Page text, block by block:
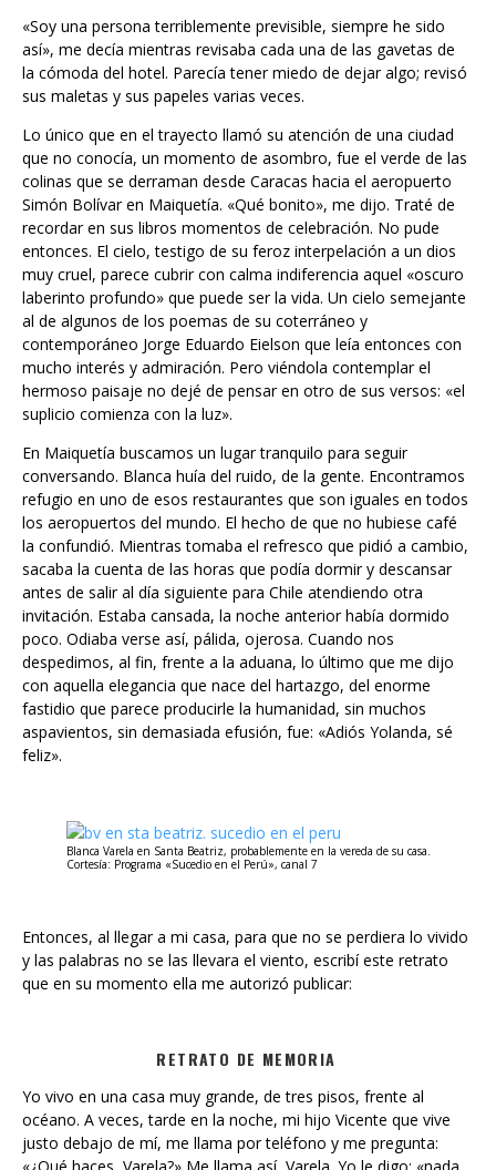
«Soy una persona terriblemente previsible, siempre he sido
así», me decía mientras revisaba cada una de las gavetas de
la cómoda del hotel. Parecía tener miedo de dejar algo; revisó
sus maletas y sus papeles varias veces.
Lo único que en el trayecto llamó su atención de una ciudad
que no conocía, un momento de asombro, fue el verde de las
colinas que se derraman desde Caracas hacia el aeropuerto
Simón Bolívar en Maiquetía. «Qué bonito», me dijo. Traté de
recordar en sus libros momentos de celebración. No pude
entonces. El cielo, testigo de su feroz interpelación a un dios
muy cruel, parece cubrir con calma indiferencia aquel «oscuro
laberinto profundo» que puede ser la vida. Un cielo semejante
al de algunos de los poemas de su coterráneo y
contemporáneo Jorge Eduardo Eielson que leía entonces con
mucho interés y admiración. Pero viéndola contemplar el
hermoso paisaje no dejé de pensar en otro de sus versos: «el
suplicio comienza con la luz».
En Maiquetía buscamos un lugar tranquilo para seguir
conversando. Blanca huía del ruido, de la gente. Encontramos
refugio en uno de esos restaurantes que son iguales en todos
los aeropuertos del mundo. El hecho de que no hubiese café
la confundió. Mientras tomaba el refresco que pidió a cambio,
sacaba la cuenta de las horas que podía dormir y descansar
antes de salir al día siguiente para Chile atendiendo otra
invitación. Estaba cansada, la noche anterior había dormido
poco. Odiaba verse así, pálida, ojerosa. Cuando nos
despedimos, al fin, frente a la aduana, lo último que me dijo
con aquella elegancia que nace del hartazgo, del enorme
fastidio que parece producirle la humanidad, sin muchos
aspavientos, sin demasiada efusión, fue: «Adiós Yolanda, sé
feliz».
Blanca Varela en Santa Beatriz, probablemente en la vereda de su casa.
Cortesía: Programa «Sucedio en el Perú», canal 7
Entonces, al llegar a mi casa, para que no se perdiera lo vivido
y las palabras no se las llevara el viento, escribí este retrato
que en su momento ella me autorizó publicar:
RETRATO DE MEMORIA
Yo vivo en una casa muy grande, de tres pisos, frente al
océano. A veces, tarde en la noche, mi hijo Vicente que vive
justo debajo de mí, me llama por teléfono y me pregunta: